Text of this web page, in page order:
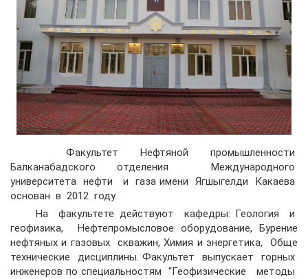
Факультет Нефтяной промышленности
Балканабадского отделения Международного
университета нефти и газа имени Ягшыгелди Какаева
основан в 2012 году.
На факультете действуют кафедры: Геология и
геофизика, Нефтепромысловое оборудование, Бурение
нефтяных и газовых скважин, Химия и энергетика, Обще
технические дисциплины. Факультет выпускает горных
инженеров по специальностям “Геофизические методы